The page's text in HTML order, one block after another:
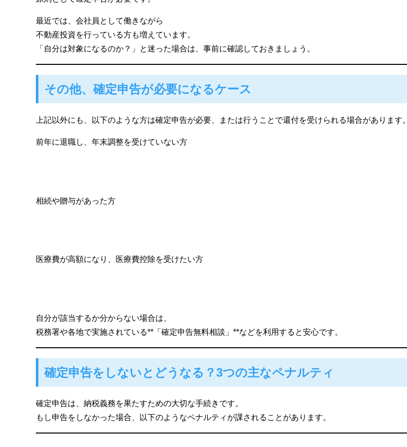
最近では、会社員として働きながら
不動産投資を行っている方も増えています。
「自分は対象になるのか？」と迷った場合は、事前に確認しておきましょう。
その他、確定申告が必要になるケース
上記以外にも、以下のような方は確定申告が必要、または行うことで還付を受けられる場合があります。
前年に退職し、年末調整を受けていない方
相続や贈与があった方
医療費が高額になり、医療費控除を受けたい方
自分が該当するか分からない場合は、
税務署や各地で実施されている**「確定申告無料相談」**などを利用すると安心です。
確定申告をしないとどうなる？3つの主なペナルティ
確定申告は、納税義務を果たすための大切な手続きです。
もし申告をしなかった場合、以下のようなペナルティが課されることがあります。